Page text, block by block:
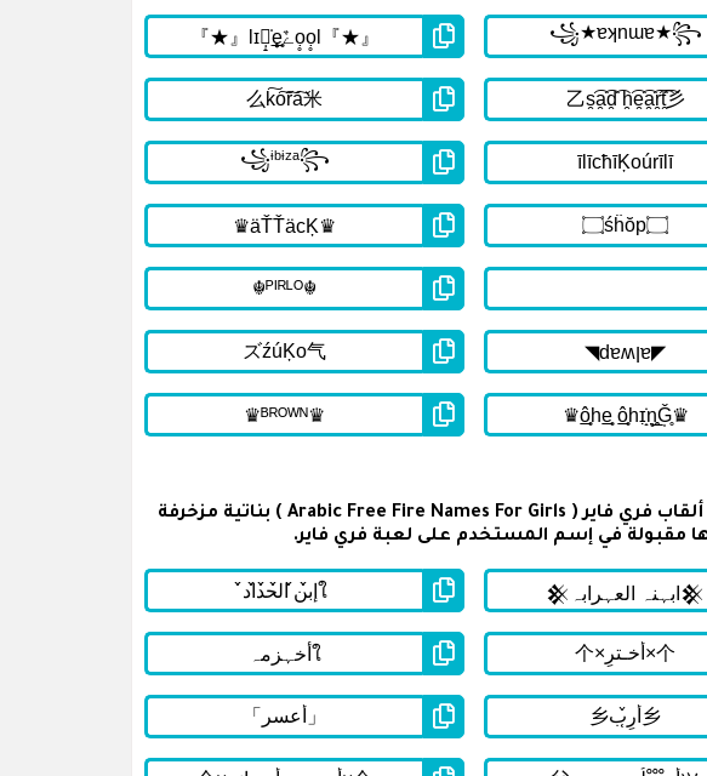
نعرض أيضا لكل البنات والفتيات اللائي يلعبن لعبة فري فاير موبايل تشكيلة منوعة من أسماء ألقاب فري فاير ( Arabic Free Fire Names For Girls ) بناتية مزخرفة
مقبولة في إسم المستخدم على لعبة فري فاير.